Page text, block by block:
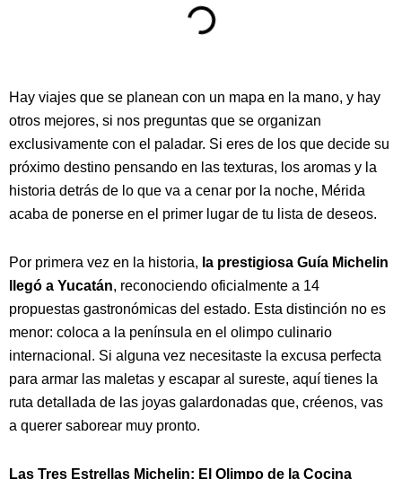
Hay viajes que se planean con un mapa en la mano, y hay
otros mejores, si nos preguntas que se organizan
exclusivamente con el paladar. Si eres de los que decide su
próximo destino pensando en las texturas, los aromas y la
historia detrás de lo que va a cenar por la noche, Mérida
acaba de ponerse en el primer lugar de tu lista de deseos.
Por primera vez en la historia, la prestigiosa Guía Michelin
llegó a Yucatán, reconociendo oficialmente a 14
propuestas gastronómicas del estado. Esta distinción no es
menor: coloca a la península en el olimpo culinario
internacional. Si alguna vez necesitaste la excusa perfecta
para armar las maletas y escapar al sureste, aquí tienes la
ruta detallada de las joyas galardonadas que, créenos, vas
a querer saborear muy pronto.
Las Tres Estrellas Michelin: El Olimpo de la Cocina